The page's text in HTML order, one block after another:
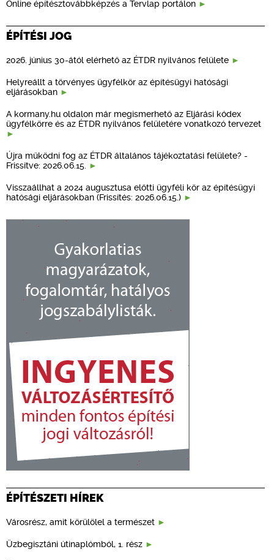
Online építésztovábbképzés a Tervlap portálon
ÉPÍTÉSI JOG
2026. június 30-ától elérhető az ÉTDR nyilvános felülete
Helyreállt a törvényes ügyfélkör az építésügyi hatósági
eljárásokban
A kormany.hu oldalon már megismerhető az Eljárási kódex
ügyfélkörre és az ÉTDR nyilvános felületére vonatkozó tervezet
Újra működni fog az ÉTDR általános tájékoztatási felülete? -
Frissítve: 2026.06.15.
Visszaállhat a 2024 augusztusa előtti ügyféli kör az építésügyi
hatósági eljárásokban (Frissítés: 2026.06.15.)
ÉPÍTÉSZETI HÍREK
Városrész, amit körülölel a természet
Üzbegisztáni útinaplómból, 1. rész